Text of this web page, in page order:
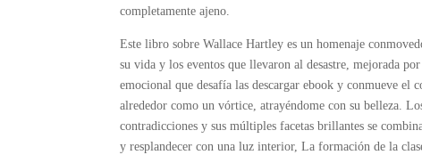
completamente ajeno.
Este libro sobre Wallace Hartley es un homenaje
su vida y los eventos que llevaron al desastre, mejorada
emocional que desafía las descargar ebook y conmueve
alrededor como un vórtice, atrayéndome con su belleza.
contradicciones y sus múltiples facetas brillantes se
y resplandecer con una luz interior, La formación de la